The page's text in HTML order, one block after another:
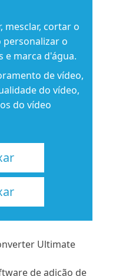
mesclar, cortar o
personalizar o
e marca d'água.
de vídeo,
do vídeo,
do vídeo
Ultimate
de adição de